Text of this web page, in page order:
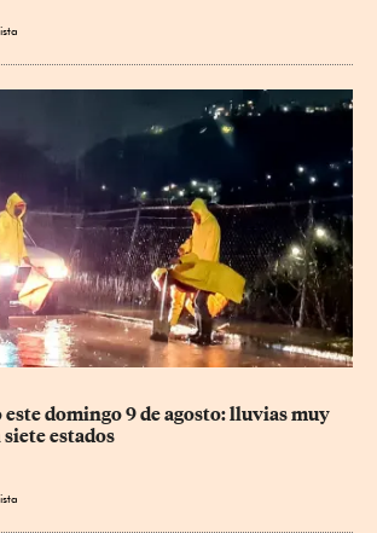
domingo 9 de agosto: lluvias muy
estados